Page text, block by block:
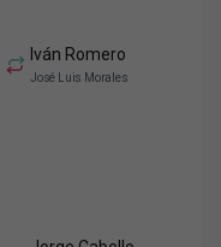
Iván Romero
José Luis Morales